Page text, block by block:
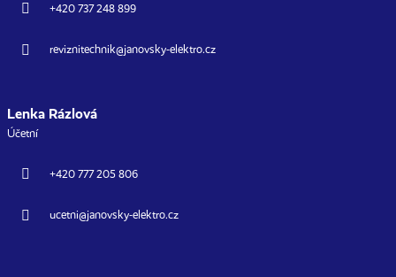
+420 737 248 899
reviznitechnik@janovsky-elektro.cz
Lenka Rázlová
Účetní
+420 777 205 806
ucetni@janovsky-elektro.cz